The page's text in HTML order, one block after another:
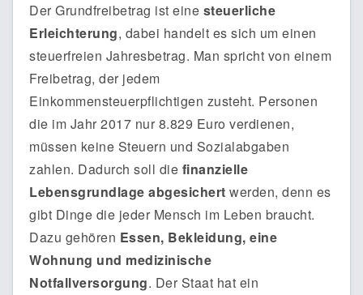
Der Grundfreibetrag ist eine steuerliche
Erleichterung, dabei handelt es sich um einen
steuerfreien Jahresbetrag. Man spricht von einem
Freibetrag, der jedem
Einkommensteuerpflichtigen zusteht. Personen
die im Jahr 2017 nur 8.829 Euro verdienen,
müssen keine Steuern und Sozialabgaben
zahlen. Dadurch soll die finanzielle
Lebensgrundlage abgesichert werden, denn es
gibt Dinge die jeder Mensch im Leben braucht.
Dazu gehören Essen, Bekleidung, eine
Wohnung und medizinische
Notfallversorgung. Der Staat hat ein